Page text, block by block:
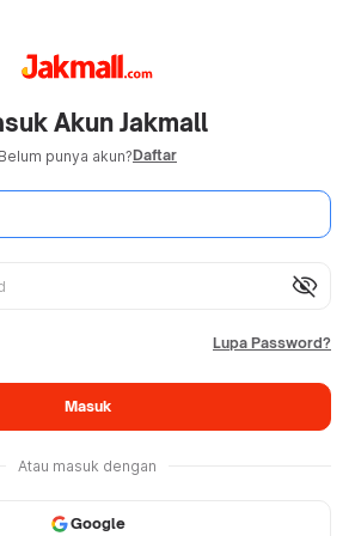
Akun Jakmall
Belum punya akun?Daftar
visibility_off
Lupa Password?
Masuk
Atau masuk dengan
Google